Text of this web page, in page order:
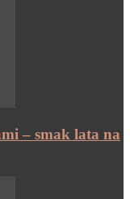
– smak lata na